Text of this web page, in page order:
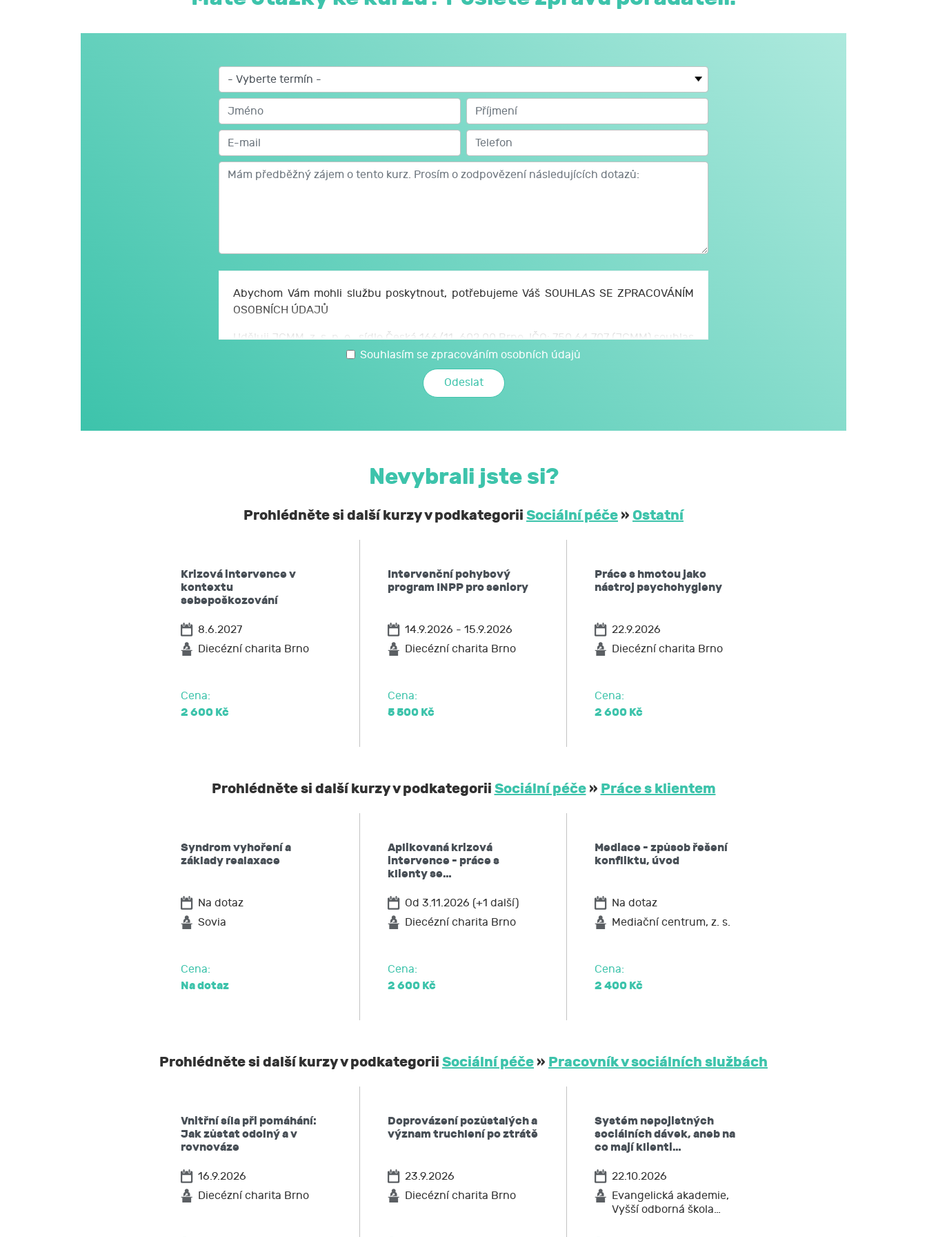
Abychom Vám mohli službu poskytnout, potřebujeme Váš SOUHLAS SE ZPRACOVÁNÍM
OSOBNÍCH ÚDAJŮ
Uděluji JCMM, z. s. p. o., sídlo Česká 166/11, 602 00 Brno, IČO: 750 64 707 (JCMM) souhlas
se zpracováním svých osobních a citlivých údajů, které jsem uvedl/a v tomto formuláři,
a údajů, které JCMM poskytnu při kariérovém poradenství realizovaném JCMM.
S mými osobními a citlivými údaji může JCMM nakládat způsobem a v největším rozsahu
nařízení EU o ochraně osobních údajů č. 2016/679, a to za účelem mé účasti na aktivitách
JCMM moje osobní a citlivé údaje neposkytne bez mého souhlasu třetím osobám
s výjimkou kontrolních a nadřízených orgánů. Svůj souhlas uděluji JCMM na dobu
neurčitou.
požadovat po JCMM informaci, jaké moje osobní údaje zpracovává, žádat si kopii
těchto údajů,
popřípadě požadovat omezení zpracování,
požadovat po JCMM výmaz těchto osobních údajů
Souhlasím se zpracováním osobních údajů
Nevybrali jste si?
Prohlédněte si další kurzy v podkategorii Sociální péče » Ostatní
Krizová intervence v
kontextu
sebepoškozování
8.6.2027
Diecézní charita Brno
Cena:
2 600 Kč
Intervenční pohybový
program INPP pro seniory
14.9.2026 - 15.9.2026
Diecézní charita Brno
Cena:
5 500 Kč
Práce s hmotou jako
nástroj psychohygieny
22.9.2026
Diecézní charita Brno
Cena:
2 600 Kč
Prohlédněte si další kurzy v podkategorii Sociální péče» Práce s klientem
Syndrom vyhoření a
základy realaxace
Na dotaz
Sovia
Cena:
Na dotaz
Aplikovaná krizová
intervence - práce s
klienty se…
Od 3.11.2026 (+1 další)
Diecézní charita Brno
Cena:
2 600 Kč
Mediace - způsob řešení
konfliktu, úvod
Na dotaz
Mediační centrum, z. s.
Cena:
2 400 Kč
Prohlédněte si další kurzy v podkategorii Sociální péče » Pracovník v sociálních službách
Vnitřní síla při pomáhání:
Jak zůstat odolný a v
rovnováze
16.9.2026
Diecézní charita Brno
Doprovázení pozůstalých a
význam truchlení po ztrátě
23.9.2026
Diecézní charita Brno
Systém nepojistných
sociálních dávek, aneb na
co mají klienti…
22.10.2026
Evangelická akademie,
Vyšší odborná škola…